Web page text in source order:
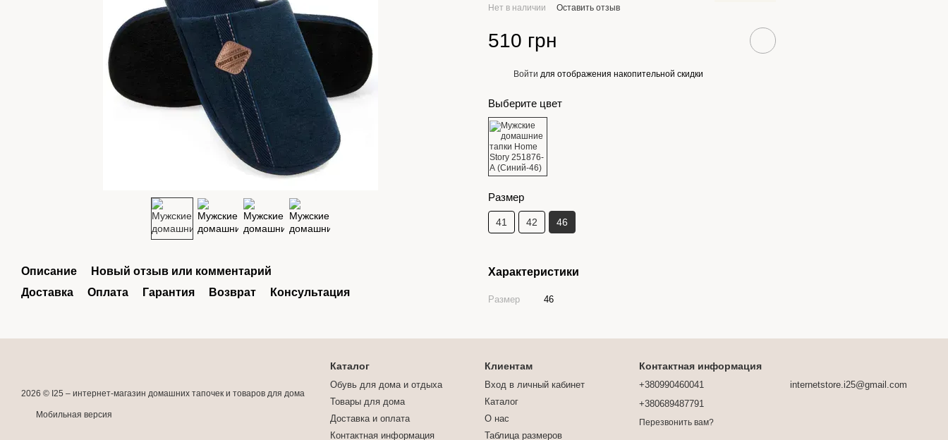
Описание
Новый отзыв или комментарий
Доставка
Оплата Гарантия Возврат Консультация
Нет в наличии Оставить отзыв
510 грн
Войти для отображения накопительной скидки
Выберите цвет
Размер
41 42 46
Характеристики
Размер 46
2026 © I25 – интернет-магазин домашних тапочек и товаров для дома
Мобильная версия
Каталог
Обувь для дома и отдыха
Товары для дома
Доставка и оплата
Контактная информация
Клиентам
Вход в личный кабинет
Каталог
О нас
Таблица размеров
Контактная информация
+380990460041
+380689487791
Перезвонить вам?
internetstore.i25@gmail.com